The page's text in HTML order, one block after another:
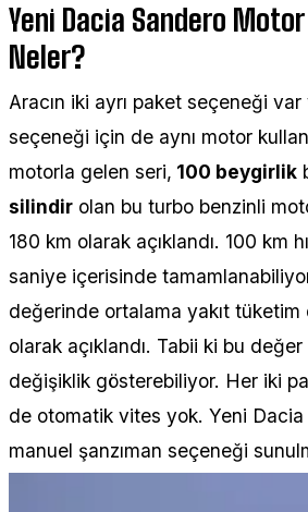
Yeni Dacia Sandero
Neler?
Aracın iki ayrı paket seçeneği
seçeneği için de aynı motor
motorla gelen seri, 100 beygirlik
silindir olan bu turbo benzinli
180 km olarak açıklandı. 100 km
saniye içerisinde
değerinde ortalama yakıt
olarak açıklandı. Tabii ki bu
değişiklik gösterebiliyor. Her iki
de otomatik vites yok. Yeni
manuel şanzıman seçeneği